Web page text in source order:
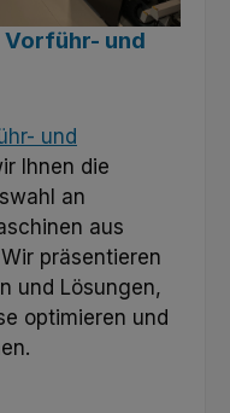
Vorführ- und
und
Ihnen die
an
aus
präsentieren
und Lösungen,
optimieren und